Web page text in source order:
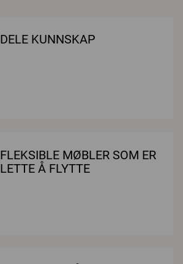
DELE KUNNSKAP
FLEKSIBLE MØBLER SOM ER
LETTE Å FLYTTE